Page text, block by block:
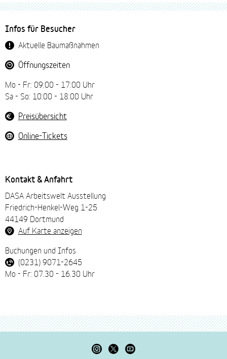
Fussbereich-
Navigation
Infos für Besucher
Aktuelle Baumaßnahmen
Öffnungszeiten
Mo - Fr: 09:00 - 17:00 Uhr
Sa - So: 10:00 - 18:00 Uhr
Preisübersicht
Online-Tickets
Kontakt & Anfahrt
DASA Arbeitswelt Ausstellung
Friedrich-Henkel-Weg 1-25
44149 Dortmund
Auf Karte anzeigen
Buchungen und Infos
(0231) 9071-2645
Mo - Fr: 07.30 - 16.30 Uhr
BesuchenBesuchenBesuchen